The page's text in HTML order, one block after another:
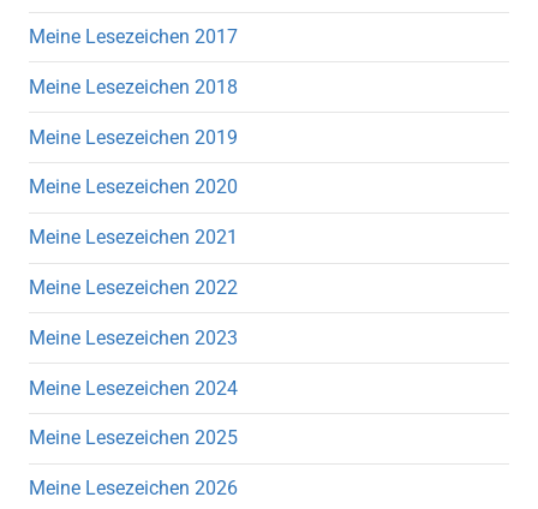
Meine Lesezeichen 2017
Meine Lesezeichen 2018
Meine Lesezeichen 2019
Meine Lesezeichen 2020
Meine Lesezeichen 2021
Meine Lesezeichen 2022
Meine Lesezeichen 2023
Meine Lesezeichen 2024
Meine Lesezeichen 2025
Meine Lesezeichen 2026